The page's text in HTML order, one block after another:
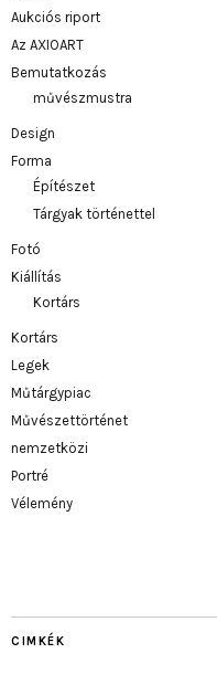
Aukciós riport
Az AXIOART
Bemutatkozás
művészmustra
Design
Forma
Építészet
Tárgyak történettel
Fotó
Kiállítás
Kortárs
Kortárs
Legek
Műtárgypiac
Művészettörténet
nemzetközi
Portré
Vélemény
CIMKÉK